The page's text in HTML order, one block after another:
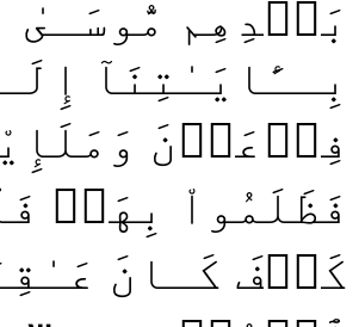
بَعۡدِهِم مُّوسَـىٰ
بِــَٔايَـٰتِنَآ
فِرۡعَوۡنَ
فَظَلَمُواْ بِهَاۖ
كَيۡفَ كَـانَ